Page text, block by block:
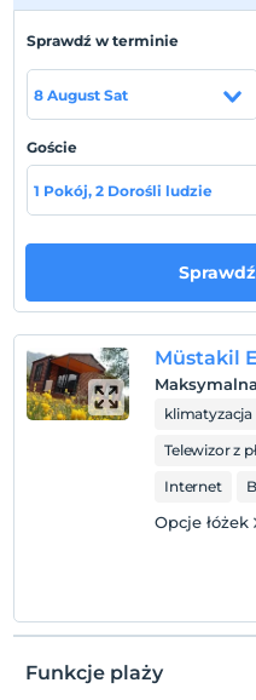
Plaja 2 km mesafededir.
Zasady hotelu
Zameldować się
Wymeldować się
Przed 11:00
Zwierzęta
Zwierzęta są dozwolone.
Niemowlęta do wieku do
1 dzieci w wieku poniżej
Sprawdź w terminie
8 August Sat
Goście
1 Pokój, 2 Dorośli ludzie
Müstakil
klimatyzacja
Telewizor z
Internet
Opcje łóżek
Funkcje plaży